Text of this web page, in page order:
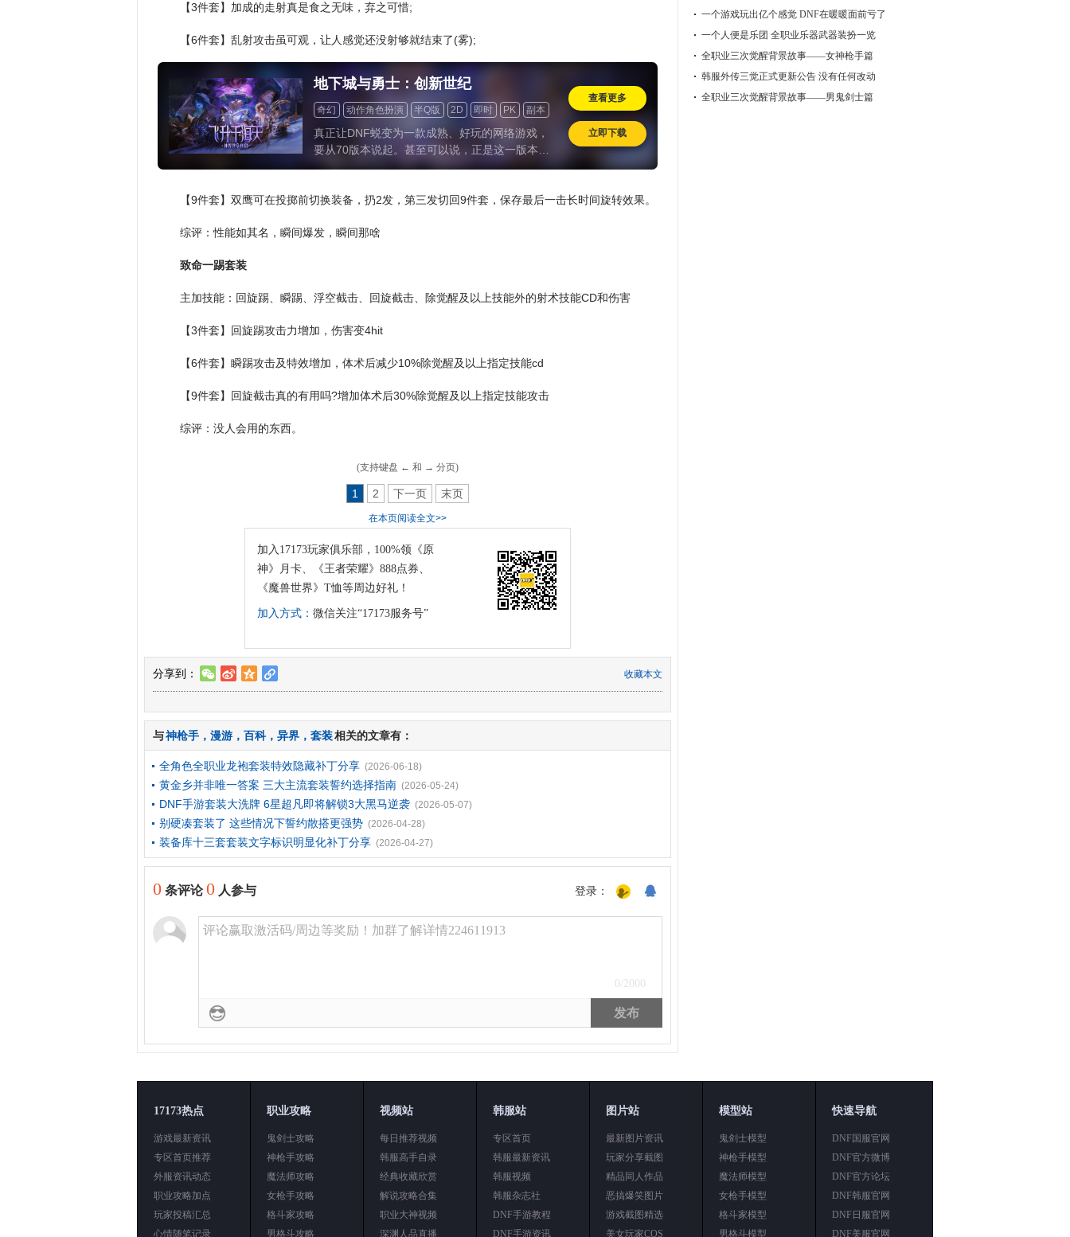
【3件套】加成的走射真是食之无味，弃之可惜;
【6件套】乱射攻击虽可观，让人感觉还没射够就结束了(雾);
地下城与勇士：创新世纪
奇幻 动作角色扮演 半Q版 2D 即时 PK
副本
动作
横版 道具收费 怀旧
真正让DNF蜕变为一款成熟、好玩的网络游戏，
要从70版本说起。甚至可以说，正是这一版本，
将DNF从侧重单机体验的街机风格，转向具备现
戏的核心玩法框架。
查看更多
立即下载
【9件套】双鹰可在投掷前切换装备，扔2发，第三发切回9件套，保存最后一击长时间旋转效果。
综评：性能如其名，瞬间爆发，瞬间那啥
致命一踢套装
主加技能：回旋踢、瞬踢、浮空截击、回旋截击、除觉醒及以上技能外的射术技能CD和伤害
【3件套】回旋踢攻击力增加，伤害变4hit
【6件套】瞬踢攻击及特效增加，体术后减少10%除觉醒及以上指定技能cd
【9件套】回旋截击真的有用吗?增加体术后30%除觉醒及以上指定技能攻击
综评：没人会用的东西。
(支持键盘 ← 和 → 分页)
1 2 下一页 末页
在本页阅读全文>>
加入17173玩家俱乐部，100%领《原
神》月卡、《王者荣耀》888点券、
《魔兽世界》T恤等周边好礼！
加入方式： 微信关注“17173服务号”
分享到： w t z l 收藏本文
与神枪手 ， 漫游 ， 百科， 异界 ， 套装相关的文章有：
全角色全职业龙袍套装特效隐藏补丁分享 (2026-06-18)
黄金乡并非唯一答案 三大主流套装誓约选择指南 (2026-05-24)
DNF手游套装大洗牌 6星超凡即将解锁3大黑马逆袭 (2026-05-07)
别硬凑套装了 这些情况下誓约散搭更强势 (2026-04-28)
装备库十三套套装文字标识明显化补丁分享 (2026-04-27)
0 条评论0 人参与 登录：
评论赢取激活码/周边等奖励！加群了解详情224611913
0 /2000
发布
一个游戏玩出亿个感觉 DNF在暖暖面前亏了
一个人便是乐团 全职业乐器武器装扮一览
全职业三次觉醒背景故事——女神枪手篇
韩服外传三觉正式更新公告 没有任何改动
全职业三次觉醒背景故事——男鬼剑士篇
17173热点
游戏最新资讯
专区首页推荐
外服资讯动态
职业攻略加点
玩家投稿汇总
心情随笔记录
职业攻略
鬼剑士攻略
神枪手攻略
魔法师攻略
女枪手攻略
格斗家攻略
男格斗攻略
视频站
每日推荐视频
韩服高手自录
经典收藏欣赏
解说攻略合集
职业大神视频
深渊人品直播
韩服站
专区首页
韩服最新资讯
韩服视频
韩服杂志社
DNF手游教程
DNF手游资讯
图片站
最新图片资讯
玩家分享截图
精品同人作品
恶搞爆笑图片
游戏截图精选
美女玩家COS
模型站
鬼剑士模型
神枪手模型
魔法师模型
女枪手模型
格斗家模型
男格斗模型
快速导航
DNF国服官网
DNF官方微博
DNF官方论坛
DNF韩服官网
DNF日服官网
DNF美服官网